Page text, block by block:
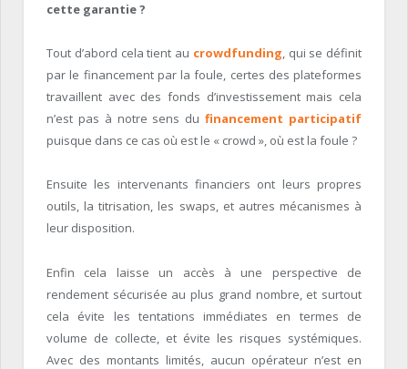
cette garantie ?
Tout d’abord cela tient au crowdfunding, qui se définit
par le financement par la foule, certes des plateformes
travaillent avec des fonds d’investissement mais cela
n’est pas à notre sens dufinancement participatif
puisque dans ce cas où est le « crowd », où est la foule ?
Ensuite les intervenants financiers ont leurs propres
outils, la titrisation, les swaps, et autres mécanismes à
leur disposition.
Enfin cela laisse un accès à une perspective de
rendement sécurisée au plus grand nombre, et surtout
cela évite les tentations immédiates en termes de
volume de collecte, et évite les risques systémiques.
Avec des montants limités, aucun opérateur n’est en